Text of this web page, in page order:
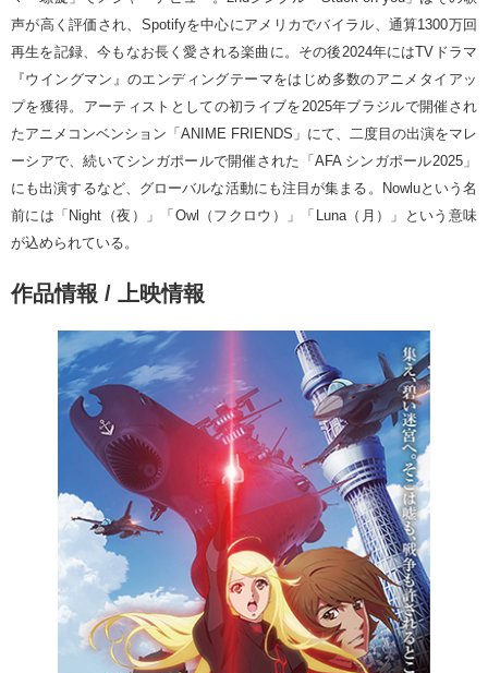
声が高く評価され、Spotifyを中心にアメリカでバイラル、通算1300万回
再生を記録、今もなお長く愛される楽曲に。その後2024年にはTVドラマ
『ウイングマン』のエンディングテーマをはじめ多数のアニメタイアッ
プを獲得。アーティストとしての初ライブを2025年ブラジルで開催され
たアニメコンベンション「ANIME FRIENDS」にて、二度目の出演をマレ
ーシアで、続いてシンガポールで開催された「AFA シンガポール2025」
にも出演するなど、グローバルな活動にも注目が集まる。Nowluという名
前には「Night（夜）」「Owl（フクロウ）」「Luna（月）」という意味
が込められている。
作品情報 / 上映情報